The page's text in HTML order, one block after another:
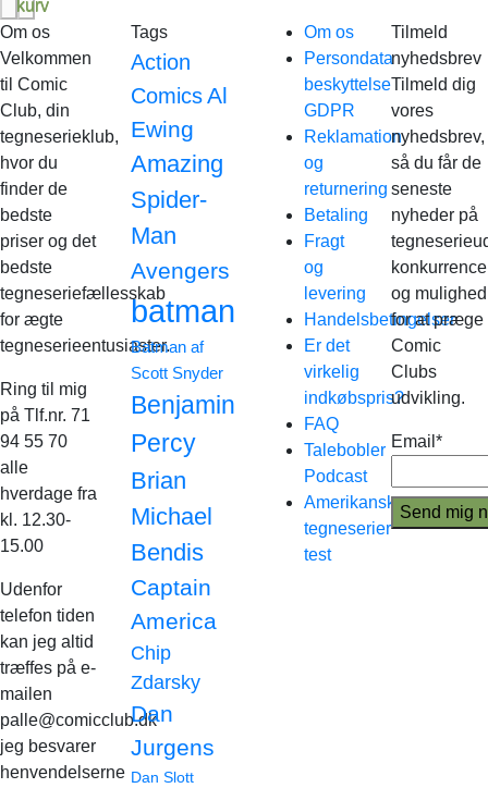
kurv
kurv
Om os
Velkommen
til Comic
Club, din
tegneserieklub,
hvor du
finder de
bedste
priser og det
bedste
tegneseriefællesskab
for ægte
tegneserieentusiaster.
Ring til mig
på Tlf.nr. 71
94 55 70
alle
hverdage fra
kl. 12.30-
15.00
Udenfor
telefon tiden
kan jeg altid
træffes på e-
mailen
palle@comicclub.dk
jeg besvarer
henvendelserne
Tags
Action
Comics Al
Ewing
Amazing
Spider-
Man
Avengers
batman
Batman af
Scott Snyder
Benjamin
Percy
Brian
Michael
Bendis
Captain
America
Chip
Zdarsky
Dan
Jurgens
Dan Slott
Om os
Persondata
beskyttelse
GDPR
Reklamation
og
returnering
Betaling
Fragt
og
levering
Handelsbetingelser
Er det
virkelig
indkøbspris?
FAQ
Talebobler
Podcast
Amerikanske
tegneserier
test
Tilmeld
nyhedsbrev
Tilmeld dig
vores
nyhedsbrev,
så du får de
seneste
nyheder på
og mulighed
for at præge
Comic
Clubs
udvikling.
Email*